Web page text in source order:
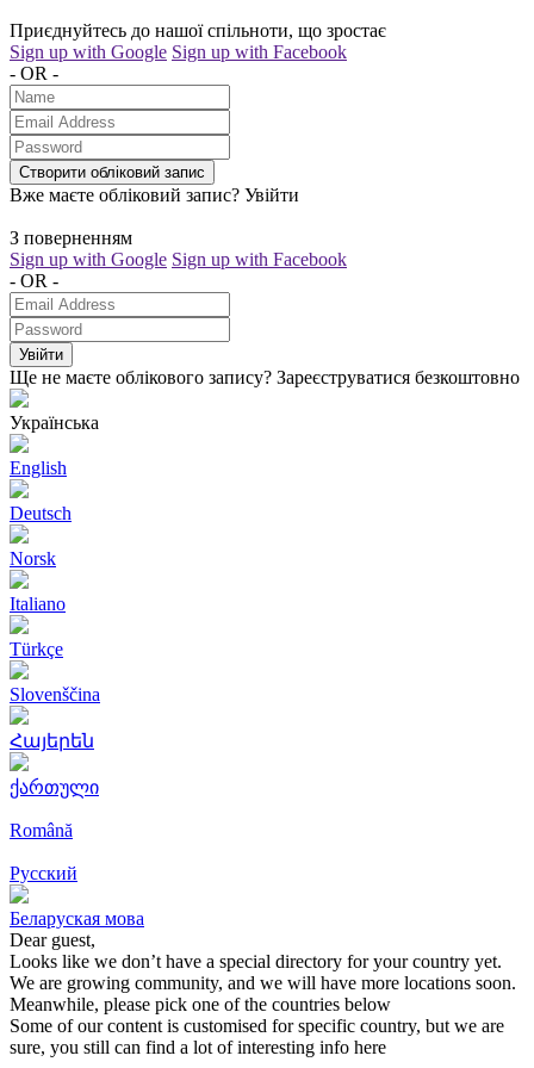
Приєднуйтесь до нашої спільноти, що зростає
Sign up with Google Sign up with Facebook
- OR -
Створити обліковий запис
Вже маєте обліковий запис? Увійти
З поверненням
Sign up with Google Sign up with Facebook
- OR -
Увійти
Ще не маєте облікового запису? Зареєструватися безкоштовно
Українська
English
Deutsch
Norsk
Italiano
Türkçe
Slovenščina
Հայերեն
ქართული
Română
Русский
Беларуская мова
Dear guest,
Looks like we don’t have a special directory for your country yet.
We are growing community, and we will have more locations soon.
Meanwhile, please pick one of the countries below
Some of our content is customised for specific country, but we are
sure, you still can find a lot of interesting info here